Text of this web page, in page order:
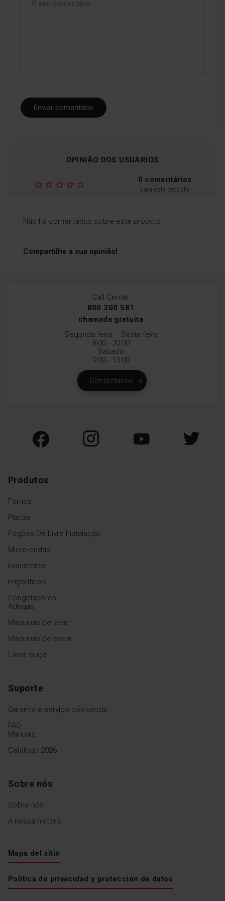
Enviar comentário
OPINIÃO DOS USUÁRIOS
0 comentários
para este produto
Não há comentários sobre este produto.
Compartilhe a sua opinião!
Call Center
800 300 581
chamada gratuita
Segunda feira – Sexta feira
8:00 - 20:00
Sábado
9:00 - 13:00
Contáctanos
Produtos
Fornos
Placas
Fogões De Livre Instalação
Micro-ondas
Exaustores
Frigoríficos
Congeladores
Adegas
Máquinas de lavar
Máquinas de secar
Lavar louça
Suporte
Garantia e serviço pós-venda
FAQ
Manuais
Catálogo 2026
Sobre nós
Sobre nós
A nossa história
Mapa del sitio
Política de privacidad y protección de datos